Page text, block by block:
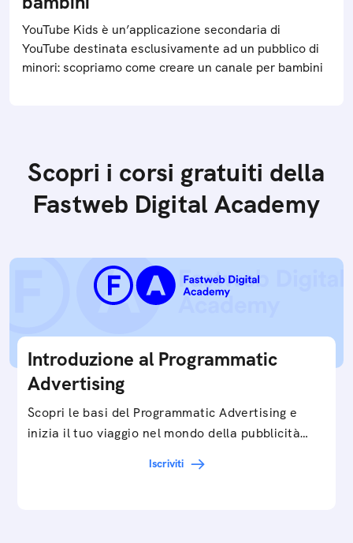
YouTube Kids è un’applicazione secondaria di
YouTube destinata esclusivamente ad un pubblico di
minori: scopriamo come creare un canale per bambini
Scopri i corsi gratuiti della
Fastweb Digital Academy
Introduzione al Programmatic
Advertising
Scopri le basi del Programmatic Advertising e
inizia il tuo viaggio nel mondo della pubblicità
Iscriviti